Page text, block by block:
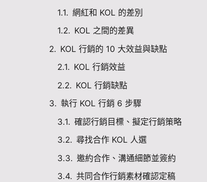
網紅和 KOL 的差別
KOL 之間的差異
KOL 行銷的 10 大效益與缺點
KOL 行銷效益
KOL 行銷缺點
執行 KOL 行銷 6 步驟
確認行銷目標、擬定行銷策略
尋找合作 KOL 人選
邀約合作、溝通細節並簽約
共同合作行銷素材確認定稿